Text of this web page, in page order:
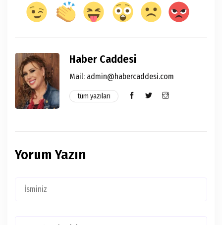
Haber Caddesi
Mail: admin@habercaddesi.com
tüm yazıları
Yorum Yazın